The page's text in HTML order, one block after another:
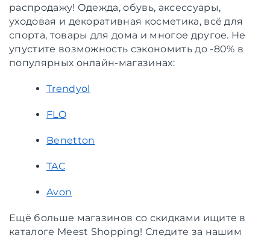
распродажу! Одежда, обувь, аксессуары,
уходовая и декоративная косметика, всё для
спорта, товары для дома и многое другое. Не
упустите возможность сэкономить до -80% в
популярных онлайн-магазинах:
Trendyol
FLO
Benetton
TAC
Avon
Ещё больше магазинов со скидками ищите в
каталоге Meest Shopping! Следите за нашим